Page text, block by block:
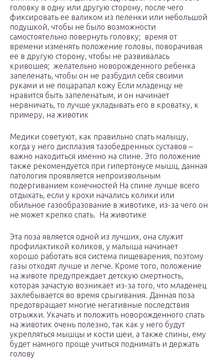
головку в одну или другую сторону, после чего
фиксировать ее валиком из пеленки или небольшой
подушкой, чтобы не было возможности
самостоятельно повернуть головку; время от
времени изменять положение головы, поворачивая
ее в другую сторону, чтобы не развивалась
кривошея; желательно новорожденного ребенка
запеленать, чтобы он не разбудил себя своими
руками и не поцарапал кожу Если младенцу не
нравится быть запеленатым, и он начинает
нервничать, то лучше укладывать его в кроватку, к
примеру, на животик
Медики советуют, как правильно спать малышу,
когда у него дисплазия тазобедренных суставов –
важно находиться именно на спине. Это положение
также рекомендуется при гипертонусе мышц, данная
патология проявляется непроизвольным
подергиванием конечностей На спине лучше всего
отдыхать, если у крохи начались колики или
обильное газообразование в животике, из-за чего он
не может крепко спать. На животике
Эта поза является одной из лучших, она служит
профилактикой коликов, у малыша начинает
хорошо работать вся система пищеварения, поэтому
газы отходят лучше и легче. Кроме того, положение
на животе предупреждает детскую смертность,
которая зачастую возникает из-за того, что младенец
захлебывается во время срыгивания. Данная поза
предотвращает многие негативные последствия
отрыжки. Укачать и положить новорожденного спать
на животик очень полезно, так как у него будут
укрепляться мышцы и кости шеи, а также спины, ему
будет намного проще учиться поднимать и держать
голову